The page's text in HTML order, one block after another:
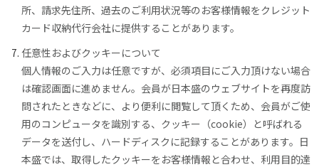
所、請求先住所、過去のご利用状況等のお客様情報をクレジット
カード収納代行会社に提供することがあります。
任意性およびクッキーについて
個人情報のご入力は任意ですが、必須項目にご入力頂けない場合
は確認画面に進めません。会員が日本盛のウェブサイトを再度訪
問されたときなどに、より便利に閲覧して頂くため、会員がご使
用のコンピュータを識別する、クッキー（cookie）と呼ばれる
データを送付し、ハードディスクに記録することがあります。日
本盛では、取得したクッキーをお客様情報と合わせ、利用目的達